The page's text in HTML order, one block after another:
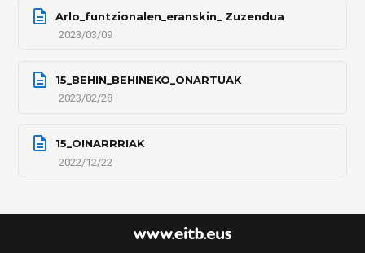
Arlo_funtzionalen_eranskin_ Zuzendua
2023/03/09
15_BEHIN_BEHINEKO_ONARTUAK
2023/02/28
15_OINARRRIAK
2022/12/22